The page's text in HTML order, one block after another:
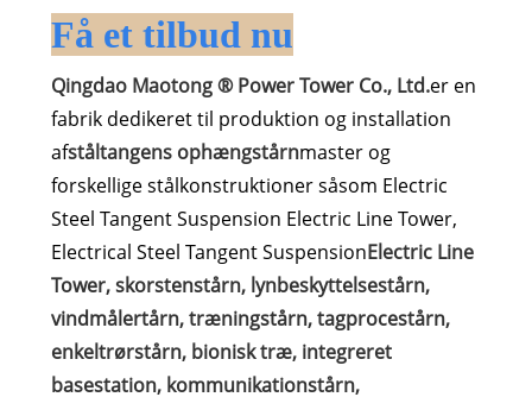
Få et tilbud nu
Qingdao Maotong ® Power Tower Co., Ltd.er en
fabrik dedikeret til produktion og installation
afståltangens ophængstårnmaster og
forskellige stålkonstruktioner såsom Electric
Steel Tangent Suspension Electric Line Tower,
Electrical Steel Tangent SuspensionElectric Line
Tower, skorstenstårn, lynbeskyttelsestårn,
vindmålertårn, træningstårn, tagprocestårn,
enkeltrørstårn, bionisk træ, integreret
basestation, kommunikationstårn,